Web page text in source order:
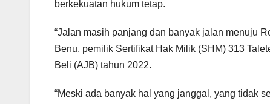
berkekuatan hukum tetap.
“Jalan masih panjang dan banyak jalan menuju
Benu, pemilik Sertifikat Hak Milik (SHM) 313
Beli (AJB) tahun 2022.
“Meski ada banyak hal yang janggal, yang tidak